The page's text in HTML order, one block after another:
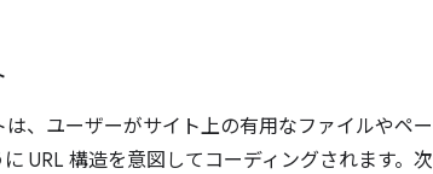
は、ユーザーがサイト上の有用なファイルやペ
URL 構造を意図してコーディングされます。次